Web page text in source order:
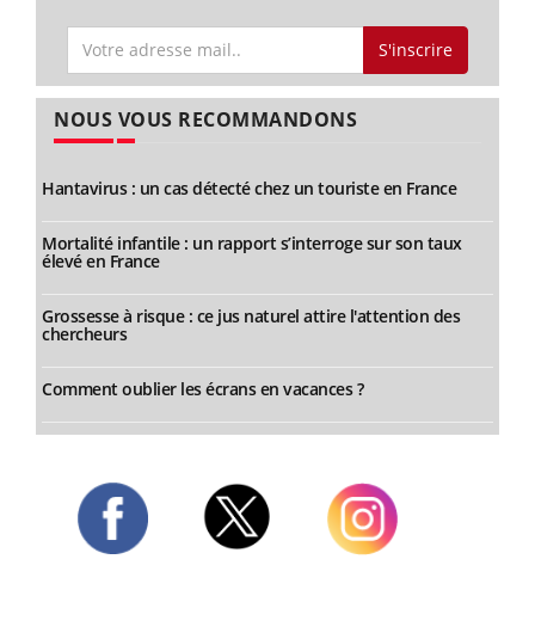
S'inscrire
NOUS VOUS RECOMMANDONS
Hantavirus : un cas détecté chez un touriste en France
Mortalité infantile : un rapport s’interroge sur son taux
élevé en France
Grossesse à risque : ce jus naturel attire l'attention des
chercheurs
Comment oublier les écrans en vacances ?